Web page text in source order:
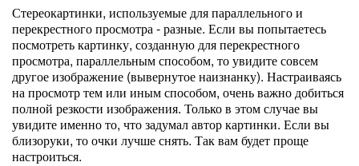
Стереокартинки, используемые для параллельного и
перекрестного просмотра - разные. Если вы попытаетесь
посмотреть картинку, созданную для перекрестного
просмотра, параллельным способом, то увидите совсем
другое изображение (вывернутое наизнанку). Настраиваясь
на просмотр тем или иным способом, очень важно добиться
полной резкости изображения. Только в этом случае вы
увидите именно то, что задумал автор картинки. Если вы
близоруки, то очки лучше снять. Так вам будет проще
настроиться.